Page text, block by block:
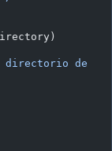
directorio de